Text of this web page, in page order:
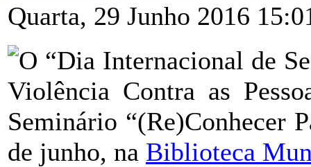
Quarta, 29 Junho 2016
O “Dia Internacional de
Violência Contra as
Seminário “(Re)Conhecer
de junho, na Biblioteca